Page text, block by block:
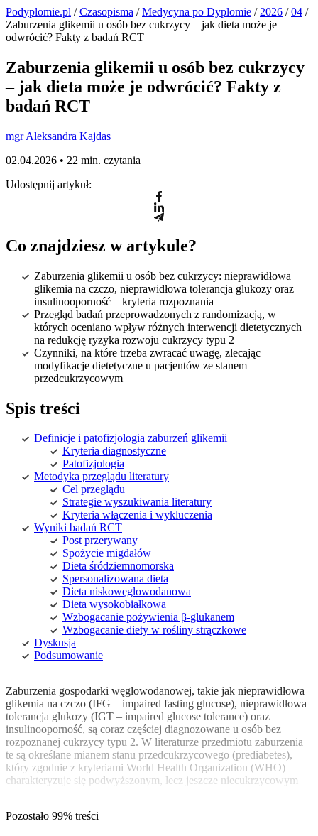
Podyplomie.pl /Czasopisma /Medycyna po Dyplomie / 2026 /04 /
Zaburzenia glikemii u osób bez cukrzycy – jak dieta może je
odwrócić? Fakty z badań RCT
Zaburzenia glikemii u osób bez cukrzycy
– jak dieta może je odwrócić? Fakty z
badań RCT
mgr Aleksandra Kajdas
02.04.2026 • 22 min. czytania
Udostępnij artykuł:
Co znajdziesz w artykule?
Zaburzenia glikemii u osób bez cukrzycy: nieprawidłowa
glikemia na czczo, nieprawidłowa tolerancja glukozy oraz
insulinooporność – kryteria rozpoznania
Przegląd badań przeprowadzonych z randomizacją, w
których oceniano wpływ różnych interwencji dietetycznych
na redukcję ryzyka rozwoju cukrzycy typu 2
Czynniki, na które trzeba zwracać uwagę, zlecając
modyfikacje dietetyczne u pacjentów ze stanem
przedcukrzycowym
Spis treści
Definicje i patofizjologia zaburzeń glikemii
Kryteria diagnostyczne
Patofizjologia
Metodyka przeglądu literatury
Cel przeglądu
Strategie wyszukiwania literatury
Kryteria włączenia i wykluczenia
Wyniki badań RCT
Post przerywany
Spożycie migdałów
Dieta śródziemnomorska
Spersonalizowana dieta
Dieta niskowęglowodanowa
Dieta wysokobiałkowa
Wzbogacanie pożywienia β-glukanem
Wzbogacanie diety w rośliny strączkowe
Dyskusja
Podsumowanie
Zaburzenia gospodarki węglowodanowej, takie jak nieprawidłowa
glikemia na czczo (IFG – impaired fasting glucose), nieprawidłowa
tolerancja glukozy (IGT – impaired glu­cose tolerance) oraz
insulinooporność, są coraz częściej diagnozowane u osób bez
rozpoznanej cukrzycy typu 2. W literaturze przedmiotu zaburzenia
te są określane mianem stanu przedcukrzycowego (prediabetes),
który zgodnie z kryteriami World Health Organization (WHO)
charakteryzuje się podwyższonym, lecz jeszcze niecukrzycowym
Pozostało 99% treści